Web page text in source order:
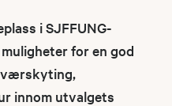
i SJFFUNG-
for en god
innom utvalgets